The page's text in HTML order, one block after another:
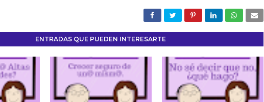
ENTRADAS QUE PUEDEN INTERESARTE